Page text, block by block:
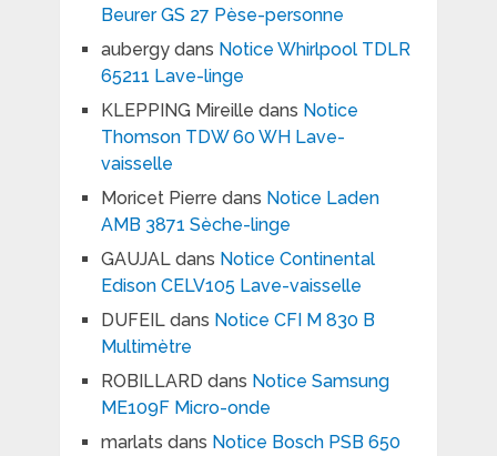
Beurer GS 27 Pèse-personne
aubergydans Notice Whirlpool TDLR
65211 Lave-linge
KLEPPING Mireille dans Notice
Thomson TDW 60 WH Lave-
vaisselle
Moricet Pierre dans Notice Laden
AMB 3871 Sèche-linge
GAUJALdans Notice Continental
Edison CELV105 Lave-vaisselle
DUFEILdans Notice CFI M 830 B
Multimètre
ROBILLARD dans Notice Samsung
ME109F Micro-onde
marlats dans Notice Bosch PSB 650